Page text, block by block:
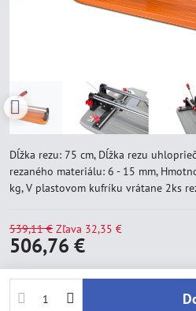
Dĺžka rezu: 75 cm, Dĺžka rezu
rezaného materiálu: 6 - 15 mm,
kg, V plastovom kufríku vrátane 2ks
539,11 € Zľava 32,35 €
506,76 €